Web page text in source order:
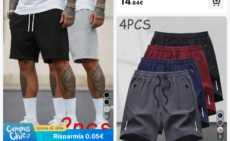
4
Risparmia 0.05€
.64€
9